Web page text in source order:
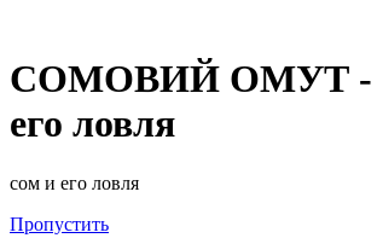
СОМОВИЙ ОМУТ -
его ловля
сом и его ловля
Пропустить